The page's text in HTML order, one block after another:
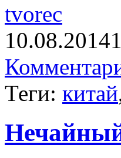
tvorec
10.08.2014
Теги: китай